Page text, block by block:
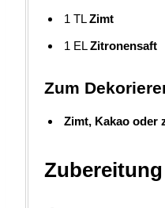
1 TL Zimt
1 EL Zitronensaft
Zum
Zimt, Kakao oder
Zubereitung